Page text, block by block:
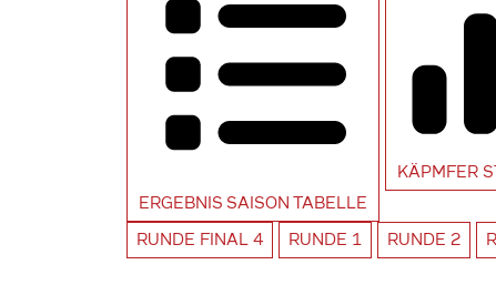
ERGEBNIS SAISON TABELLE
KÄPMFER
RUNDE FINAL 4 RUNDE 1 RUNDE 2